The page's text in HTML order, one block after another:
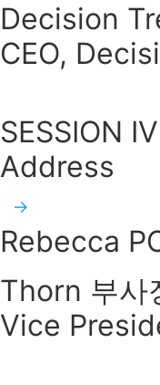
Decision
CEO,
SESSION IV
Address
Rebecca
Thorn 부사
Vice